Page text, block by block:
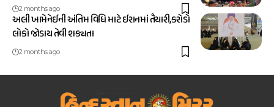
2 months ago
અલી ખામેનેઈની અંતિમ વિધિ માટે ઈરાનમાં તૈયારી,કરોડો
લોકો જોડાય તેવી શક્યતા
2 months ago